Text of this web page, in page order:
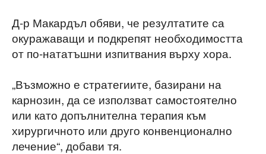
Д-р Макардъл обяви, че резултатите са
окуражаващи и подкрепят необходимостта
от по-нататъшни изпитвания върху хора.
„Възможно е стратегиите, базирани на
карнозин, да се използват самостоятелно
или като допълнителна терапия към
хирургичното или друго конвенционално
лечение“, добави тя.